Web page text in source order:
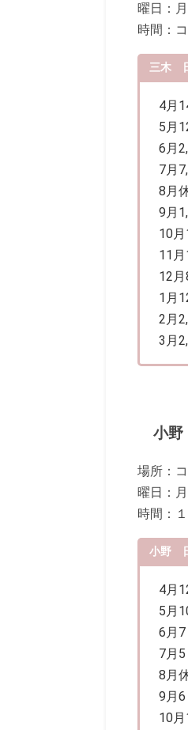
曜日：
時間：
三木
4月
5月
6月
7月
8月
9月
10月
11月
12月
1月
2月
3月
小
場所：
曜日：
時間：
小野
4月
5月
6月
7月
8月
9月
10